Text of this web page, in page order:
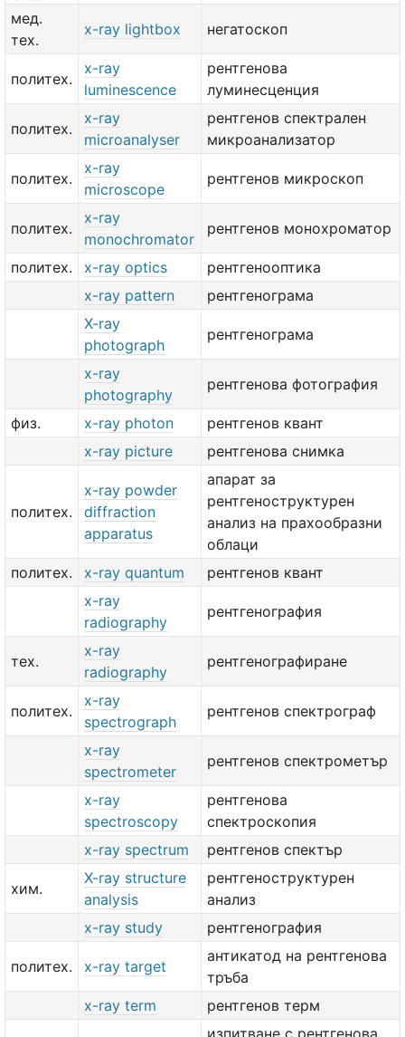
мед.
тех.
x-ray lightbox негатоскоп
политех.
x-ray
luminescence
рентгенова
луминесценция
политех.
x-ray
microanalyser
рентгенов спектрален
микроанализатор
политех.
x-ray
microscope
рентгенов микроскоп
политех.
x-ray
monochromator
рентгенов монохроматор
политех. x-ray optics
рентгенооптика
x-ray pattern
рентгенограма
X-ray
photograph
рентгенограма
x-ray
photography
рентгенова фотография
физ. x-ray photon
рентгенов квант
x-ray picture
рентгенова снимка
политех.
x-ray powder
diffraction
apparatus
апарат за
рентгеноструктурен
анализ на прахообразни
облаци
политех.
x-ray quantum
рентгенов квант
x-ray
radiography
рентгенография
тех.
x-ray
radiography
рентгенографиране
политех.
x-ray
spectrograph
рентгенов спектрограф
x-ray
spectrometer
рентгенов спектрометър
x-ray
spectroscopy
рентгенова
спектроскопия
x-ray spectrum
рентгенов спектър
хим.
X-ray structure
analysis
рентгеноструктурен
анализ
x-ray study
рентгенография
политех. x-ray target
антикатод на рентгенова
тръба
x-ray term
рентгенов терм
изпитване с рентгенова